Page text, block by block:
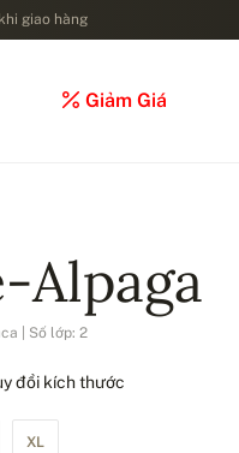
giao hàng
Giảm Giá
Alpaga
| Số lớp: 2
đổi kích thước
XL